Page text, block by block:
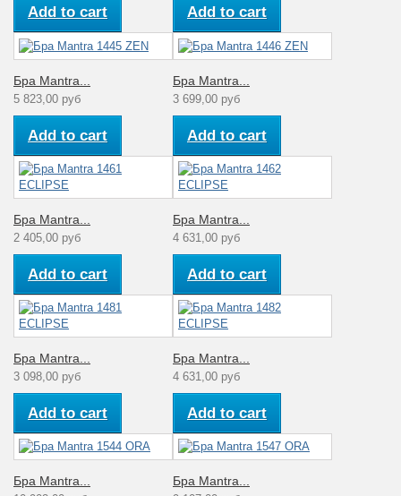
Add to cart Add to cart
Бра Mantra...
5 823,00 руб
Add to cart
Бра Mantra...
3 699,00 руб
Add to cart
Бра Mantra...
2 405,00 руб
Add to cart
Бра Mantra...
4 631,00 руб
Add to cart
Бра Mantra...
3 098,00 руб
Add to cart
Бра Mantra...
4 631,00 руб
Add to cart
Бра Mantra... Бра Mantra...